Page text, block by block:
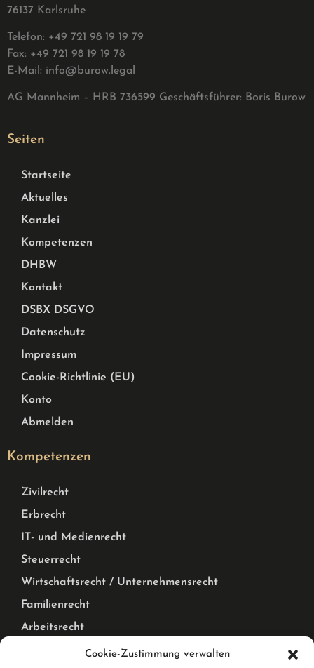
Cookie-Zustimmung verwalten
76137 Karlsruhe
Telefon: +49 721 98 19 19 79
Fax: +49 721 98 19 19 78
E-Mail: info@burow.legal
AG Mannheim – HRB 736599 Geschäftsführer: Boris Burow
Seiten
Startseite
Aktuelles
Kanzlei
Kompetenzen
DHBW
Kontakt
DSBX DSGVO
Datenschutz
Impressum
Cookie-Richtlinie (EU)
Konto
Abmelden
Kompetenzen
Zivilrecht
Erbrecht
IT- und Medienrecht
Steuerrecht
Wirtschaftsrecht / Unternehmensrecht
Familienrecht
Arbeitsrecht
Mietrecht Privat und Gewerblich, WEG Recht